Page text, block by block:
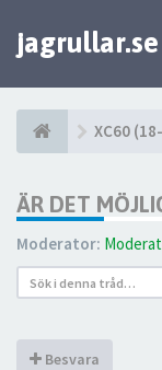
jagrullar.se
XC60
ÄR DET
Moderator:
Besvara